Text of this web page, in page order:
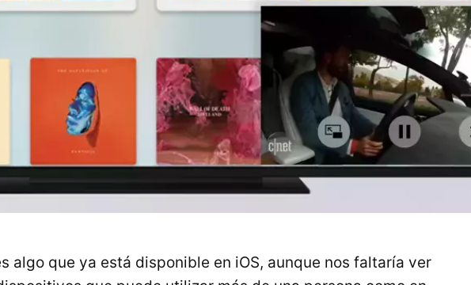
algo que ya está disponible en iOS, aunque nos faltaría ver